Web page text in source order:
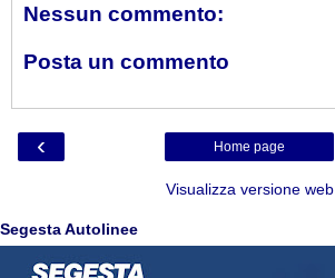
Nessun commento:
Posta un commento
‹ Home page
Visualizza versione web
Segesta Autolinee